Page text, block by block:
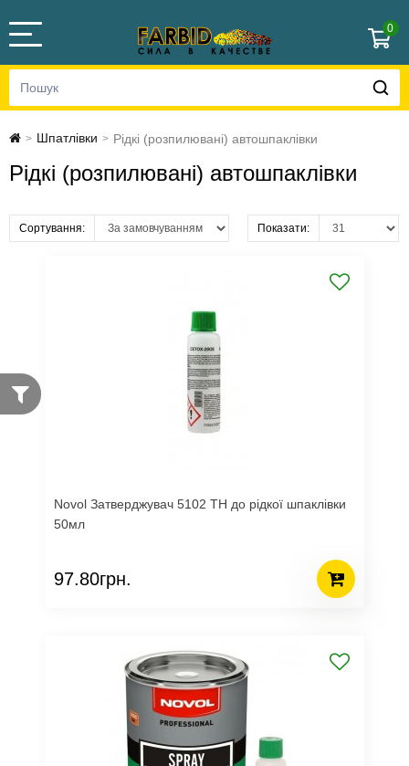
0
> Шпатлівки > Рідкі (розпилювані) автошпаклівки
Рідкі (розпилювані) автошпаклівки
Сортування: Показати:
Novol Затверджувач 5102 TH до рідкої шпаклівки
50мл
97.80грн.